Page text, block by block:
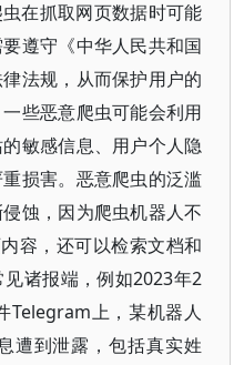
在抓取网页数据时可能
遵守《中华人民共和国
法规，从而保护用户的
些恶意爬虫可能会利用
敏感信息、用户个人隐
损害。恶意爬虫的泛滥
蚀，因为爬虫机器人不
容，还可以检索文档和
诸报端，例如2023年2
Telegram上，某机器人
遭到泄露，包括真实姓